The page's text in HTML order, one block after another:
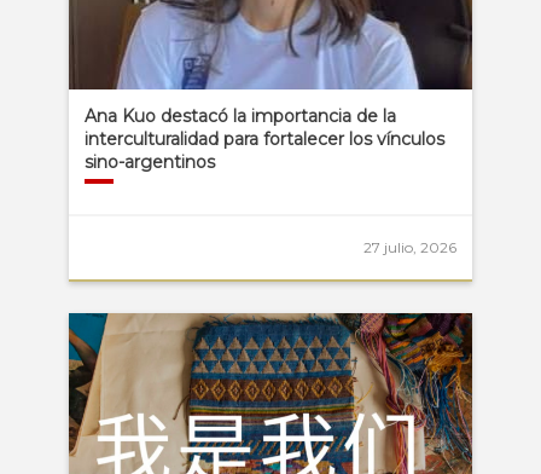
Ana Kuo destacó la importancia de la
interculturalidad para fortalecer los vínculos
sino-argentinos
27 julio, 2026